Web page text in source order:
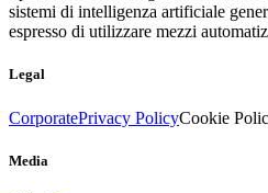
sistemi di intelligenza artificiale
espresso di utilizzare mezzi
Legal
CorporatePrivacy PolicyCookie
Media